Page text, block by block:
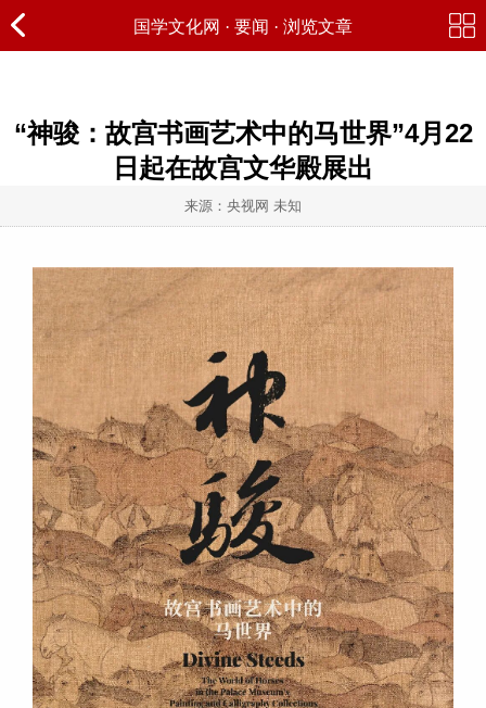
国学文化网 · 要闻 · 浏览文章
“神骏：故宫书画艺术中的马世界”4月22
日起在故宫文华殿展出
来源：央视网 未知